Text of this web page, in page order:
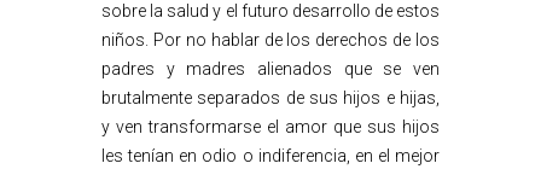
sobre la salud y el futuro desarrollo de estos
niños. Por no hablar de los derechos de los
padres y madres alienados que se ven
brutalmente separados de sus hijos e hijas,
y ven transformarse el amor que sus hijos
les tenían en odio o indiferencia, en el mejor